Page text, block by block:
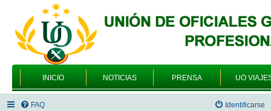
INICIO NOTICIAS PRENSA UO
FAQ Identificarse